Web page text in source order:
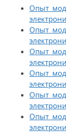
Опыт
Опыт
Опыт
Опыт
Опыт
Опыт